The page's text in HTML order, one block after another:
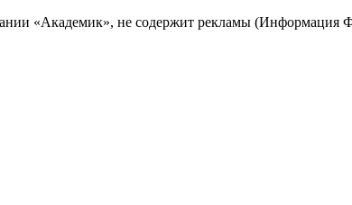
«Академик», не содержит рекламы (Информация